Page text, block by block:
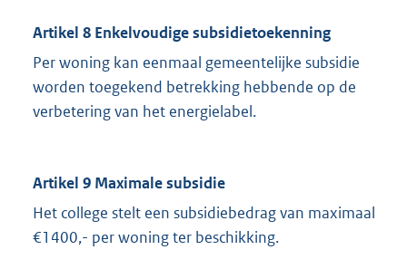
Artikel 8 Enkelvoudige subsidietoekenning
Per woning kan eenmaal gemeentelijke subsidie
worden toegekend betrekking hebbende op de
verbetering van het energielabel.
Artikel 9 Maximale subsidie
Het college stelt een subsidiebedrag van maximaal
€1400,- per woning ter beschikking.